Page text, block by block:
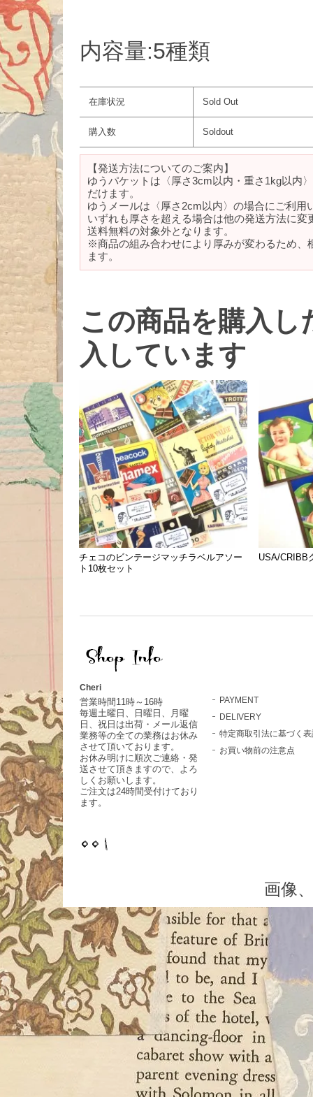
内容量:5種類
在庫状況 Sold Out
購入数 Soldout
【発送方法についてのご案内】
ゆうパケットは〈厚さ3cm以内・重さ1kg以内
だけます。
ゆうメールは〈厚さ2cm以内〉の場合にご利用
いずれも厚さを超える場合は他の発送方法に変
送料無料の対象外となります。
※商品の組み合わせにより厚みが変わるため、
ます。
この商品を購入し
入しています
チェコのビンテージマッチラベルアソー
ト10枚セット
USA/CRIBB
Cheri
営業時間11時～16時
毎週土曜日、日曜日、月曜
日、祝日は出荷・メール返信
業務等の全ての業務はお休み
させて頂いております。
お休み明けに順次ご連絡・発
送させて頂きますので、よろ
しくお願いします。
ご注文は24時間受付けており
ます。
PAYMENT
DELIVERY
特定商取引法に基づく
お買い物前の注意点
画像